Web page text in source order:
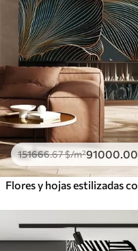
151666.67$/m²91000.00